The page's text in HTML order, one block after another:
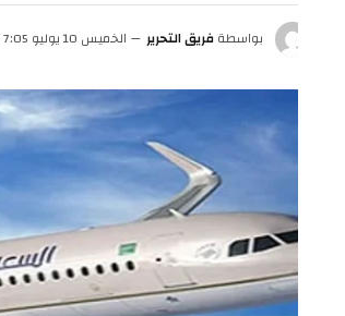
بواسطة فريق التحرير الخميس 10 يوليو 7:05 م